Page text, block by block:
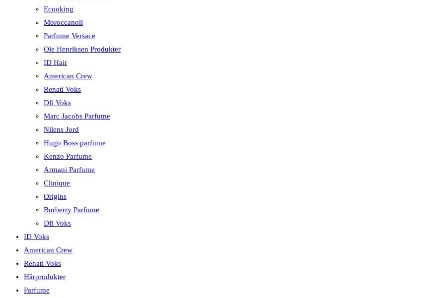
Ecooking
Moroccanoil
Parfume Versace
Ole Henriksen Produkter
ID Hair
American Crew
Renati Voks
Dfi Voks
Marc Jacobs Parfume
Nilens Jord
Hugo Boss parfume
Kenzo Parfume
Armani Parfume
Clinique
Origins
Burberry Parfume
Dfi Voks
ID Voks
American Crew
Renati Voks
Hårprodukter
Parfume